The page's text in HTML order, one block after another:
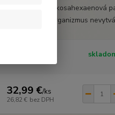
DHA = kyselina dokosahexaenová
kyseliny, ktoré si organizmus
32,99 €/ks
26,82 € bez DPH